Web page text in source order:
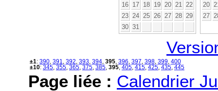
16
17 18 19 20 21
22
23
24 25 26 27 28
29
30 31
20
27
±1: 390 391 392 393 394 395 396 397 398 399 400
±10: 345 355 365 375 385 395 405 415 425 435 445
Page liée : Calendrier